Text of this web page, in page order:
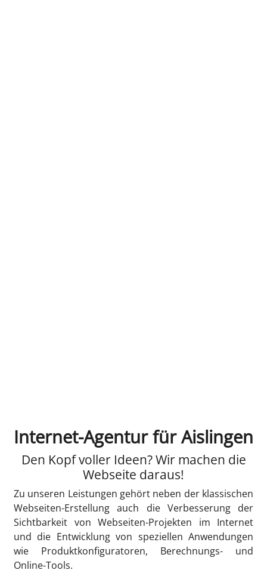
Internet-Agentur für Aislingen
Den Kopf voller Ideen? Wir machen die
Webseite daraus!
Zu unseren Leistungen gehört neben der klassischen
Webseiten-Erstellung auch die Verbesserung der
Sichtbarkeit von Webseiten-Projekten im Internet
und die Entwicklung von speziellen Anwendungen
wie Produktkonfiguratoren, Berechnungs- und
Online-Tools.